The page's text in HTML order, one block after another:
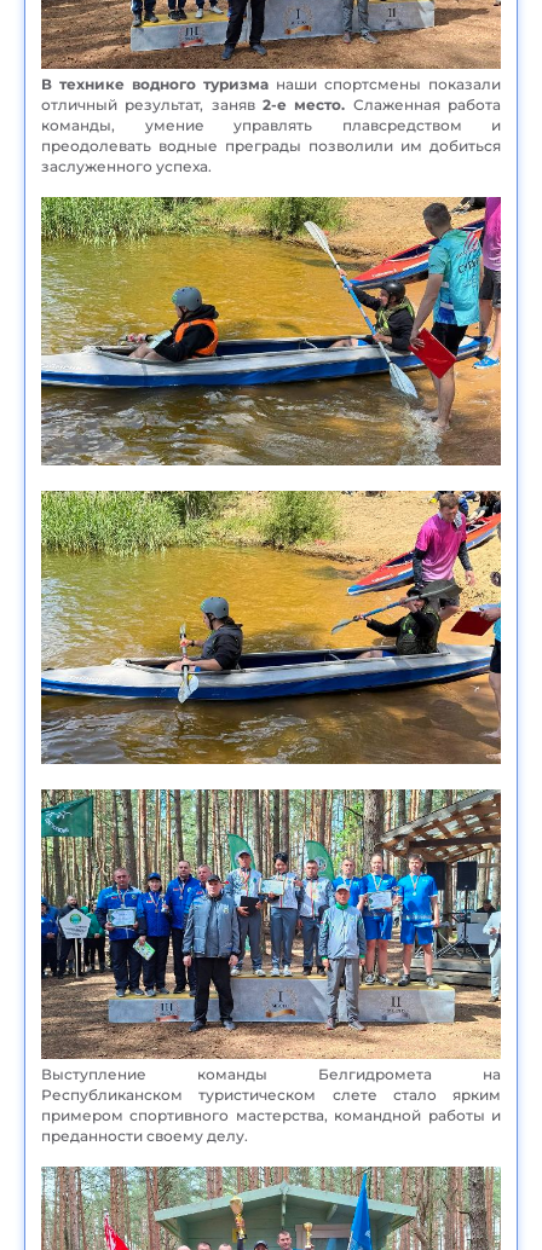
В технике водного туризма наши спортсмены показали
отличный результат, заняв 2-е место. Слаженная работа
команды, умение управлять плавсредством и
преодолевать водные преграды позволили им добиться
заслуженного успеха.
Выступление команды Белгидромета на
Республиканском туристическом слете стало ярким
примером спортивного мастерства, командной работы и
преданности своему делу.